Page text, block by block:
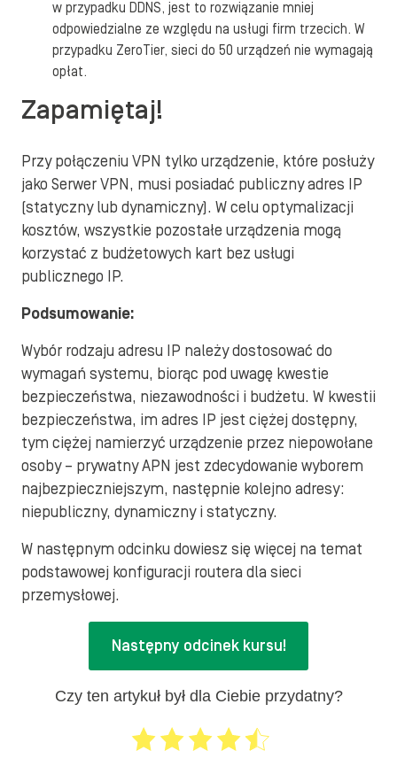
w przypadku DDNS, jest to rozwiązanie mniej
odpowiedzialne ze względu na usługi firm trzecich. W
przypadku ZeroTier, sieci do 50 urządzeń nie wymagają
opłat.
Zapamiętaj!
Przy połączeniu VPN tylko urządzenie, które posłuży
jako Serwer VPN, musi posiadać publiczny adres IP
(statyczny lub dynamiczny). W celu optymalizacji
kosztów, wszystkie pozostałe urządzenia mogą
korzystać z budżetowych kart bez usługi
publicznego IP.
Podsumowanie:
Wybór rodzaju adresu IP należy dostosować do
wymagań systemu, biorąc pod uwagę kwestie
bezpieczeństwa, niezawodności i budżetu. W kwestii
bezpieczeństwa, im adres IP jest ciężej dostępny,
tym ciężej namierzyć urządzenie przez niepowołane
osoby – prywatny APN jest zdecydowanie wyborem
najbezpieczniejszym, następnie kolejno adresy:
niepubliczny, dynamiczny i statyczny.
W następnym odcinku dowiesz się więcej na temat
podstawowej konfiguracji routera dla sieci
przemysłowej.
Następny odcinek kursu!
Czy ten artykuł był dla Ciebie przydatny?